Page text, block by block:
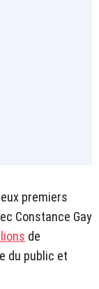
premiers
Constance Gay
de
du public et